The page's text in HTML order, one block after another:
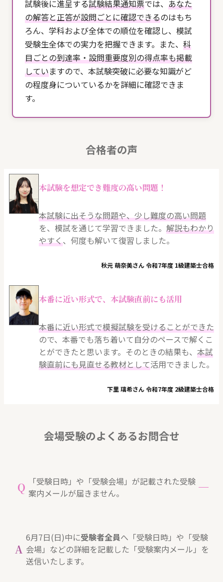
試験後に進呈する試験結果通知票では、 あなた
の解答と正答が設問ごとに確認できるのはもち
ろん、学科および全体での順位を確認し、模試
受験生全体での実力を把握できます。また、 科
目ごとの到達率・設問重要度別の得点率も掲載
していますので、本試験突破に必要な知識がど
の程度身についているかを詳細に確認できま
す。
合格者の声
本試験を想定でき難度の高い問題！
本試験に出そうな問題や、少し難度の高い問題
を、模試を通じて学習できました。 解説もわかり
やすく、何度も解いて復習しました。
秋元 萌奈美さん 令和7年度 1級建築士合格
本番に近い形式で、本試験直前にも活用
本番に近い形式で模擬試験を受けることができた
ので、本番でも落ち着いて自分のペースで解くこ
とができたと思います。そのときの結果も、 本試
験直前にも見直せる教材として活用できました。
下里 璃希さん 令和7年度 2級建築士合格
会場受験のよくあるお問合せ
Q
「受験日時」や「受験会場」が記載された受験
案内メールが届きません。
A
6月7日(日)中に受験者全員へ「受験日時」や「受験
会場」などの詳細を記載した「受験案内メール」を
送信いたします。